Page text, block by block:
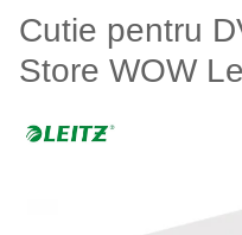
Cutie pentru
Store WOW